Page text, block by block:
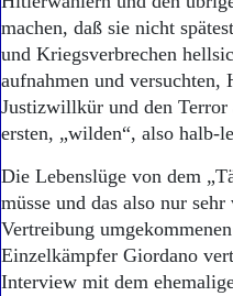
machen, daß sie nicht
und Kriegsverbrechen
aufnahmen und versuchten,
Justizwillkür und den Terror
ersten, „wilden“, also halb-
Die Lebenslüge von dem
müsse und das also nur
Vertreibung
Einzelkämpfer Giordano
Interview mit dem